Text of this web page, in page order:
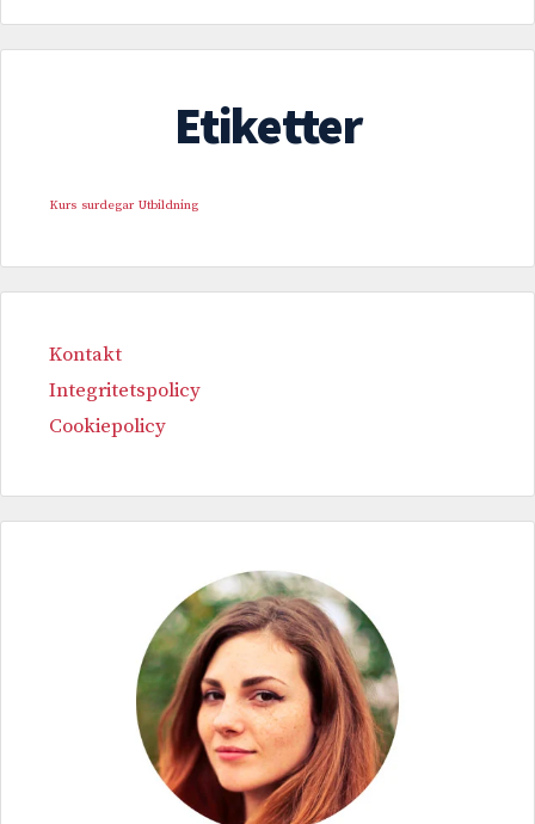
Etiketter
Kurs surdegar Utbildning
Kontakt
Integritetspolicy
Cookiepolicy